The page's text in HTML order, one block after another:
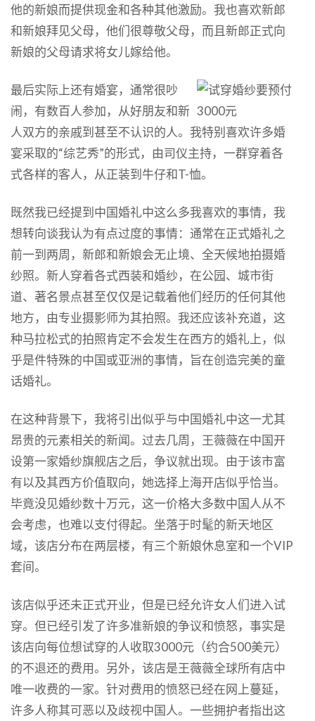
他的新娘而提供现金和各种其他激励。我也喜欢新郎
和新娘拜见父母，他们很尊敬父母，而且新郎正式向
新娘的父母请求将女儿嫁给他。
最后实际上还有婚宴，通常很吵
闹，有数百人参加，从好朋友和新
人双方的亲戚到甚至不认识的人。我特别喜欢许多婚
宴采取的“综艺秀”的形式，由司仪主持，一群穿着各
式各样的客人，从正装到牛仔和T-恤。
既然我已经提到中国婚礼中这么多我喜欢的事情，我
想转向谈我认为有点过度的事情：通常在正式婚礼之
前一到两周，新郎和新娘会无止境、全天候地拍摄婚
纱照。新人穿着各式西装和婚纱，在公园、城市街
道、著名景点甚至仅仅是记载着他们经历的任何其他
地方，由专业摄影师为其拍照。我还应该补充道，这
种马拉松式的拍照肯定不会发生在西方的婚礼上，似
乎是件特殊的中国或亚洲的事情，旨在创造完美的童
话婚礼。
在这种背景下，我将引出似乎与中国婚礼中这一尤其
昂贵的元素相关的新闻。过去几周，王薇薇在中国开
设第一家婚纱旗舰店之后，争议就出现。由于该市富
有以及其西方价值取向，她选择上海开店似乎恰当。
毕竟没见婚纱数十万元，这一价格大多数中国人从不
会考虑，也难以支付得起。坐落于时髦的新天地区
域，该店分布在两层楼，有三个新娘休息室和一个VIP
套间。
该店似乎还未正式开业，但是已经允许女人们进入试
穿。但已经引发了许多准新娘的争议和愤怒，事实是
该店向每位想试穿的人收取3000元（约合500美元）
的不退还的费用。另外，该店是王薇薇全球所有店中
唯一收费的一家。针对费用的愤怒已经在网上蔓延，
许多人称其可恶以及歧视中国人。一些拥护者指出这